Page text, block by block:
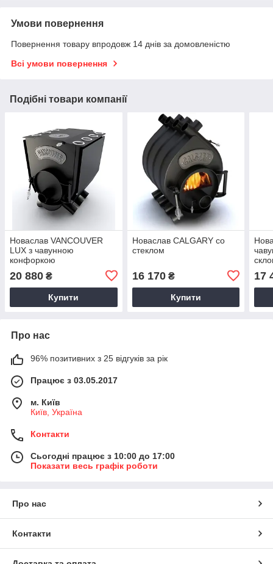
Умови повернення
Повернення товару впродовж 14 днів за домовленістю
Всі умови повернення
Подібні товари компанії
Новаслав VANCOUVER
LUX з чавунною
конфоркою
20 880 ₴
Купити
Новаслав CALGARY со
стеклом
16 170₴
Купити
17
Про нас
96% позитивних з 25 відгуків за рік
Працює з 03.05.2017
м. Київ
Київ, Україна
Контакти
Сьогодні працює з 10:00 до 17:00
Показати весь графік роботи
Про нас
Контакти